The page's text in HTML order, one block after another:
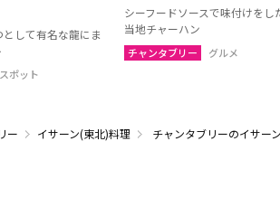
して有名な龍にま
ポット
シーフードソースで味付けをし
当地チャーハン
チャンタブリー グルメ
ー イサーン(東北)料理 チャンタブリーのイサー